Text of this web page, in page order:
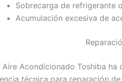
Sobrecarga de refrigerante
Acumulación excesiva de
Aire Acondicionado Toshiba